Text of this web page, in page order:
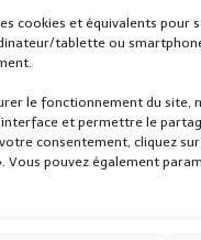
cookies et équivalents pour
tablette ou
le fonctionnement du site,
et permettre le
consentement, cliquez
Vous pouvez également